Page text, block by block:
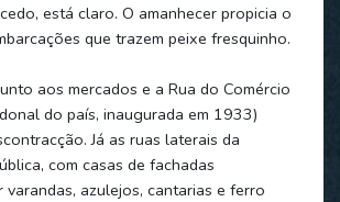
está claro. O amanhecer propicia o
que trazem peixe fresquinho.
aos mercados e a Rua do Comércio
do país, inaugurada em 1933)
Já as ruas laterais da
com casas de fachadas
varandas, azulejos, cantarias e ferro